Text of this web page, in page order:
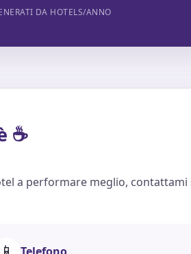
DA HOTELS/ANNO
☕
a performare meglio,
Telefono